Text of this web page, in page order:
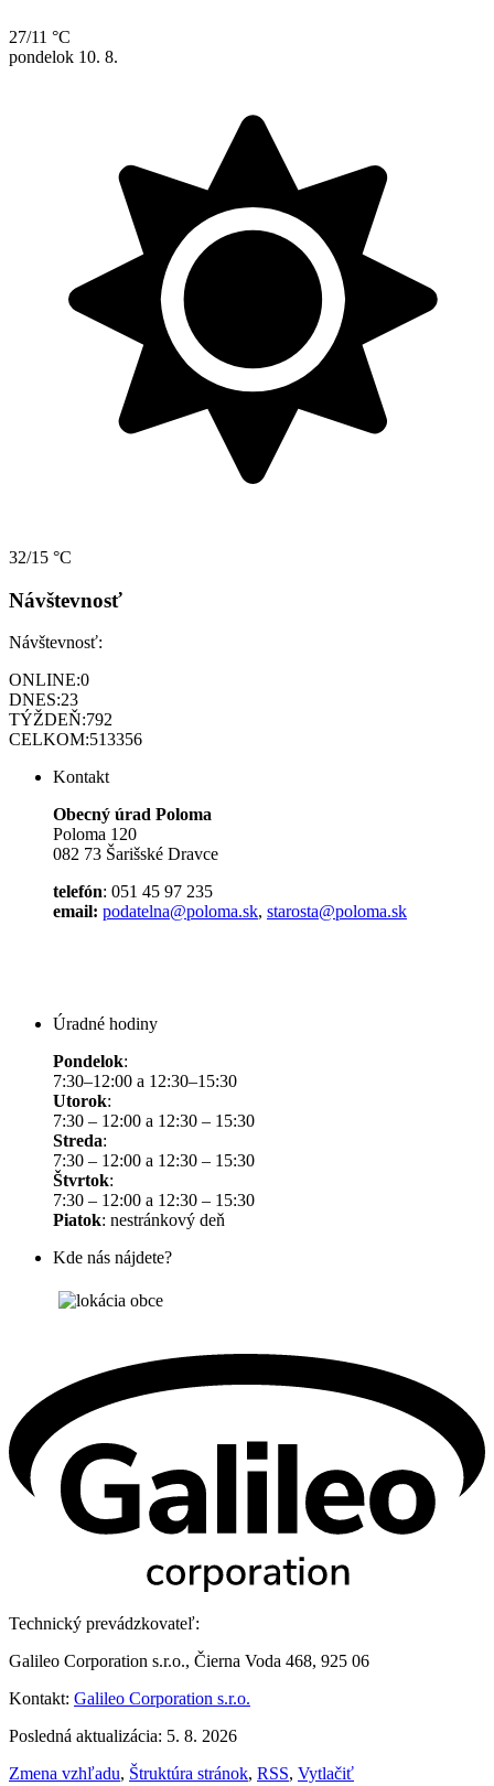
27/11 °C
pondelok 10. 8.
32/15 °C
Návštevnosť
Návštevnosť:
ONLINE:0
DNES:23
TÝŽDEŇ:792
CELKOM:513356
Kontakt
Obecný úrad Poloma
Poloma 120
082 73 Šarišské Dravce
telefón: 051 45 97 235
email: podatelna@poloma.sk, starosta@poloma.sk
Úradné hodiny
Pondelok:
7:30–12:00 a 12:30–15:30
Utorok:
7:30 – 12:00 a 12:30 – 15:30
Streda:
7:30 – 12:00 a 12:30 – 15:30
Štvrtok:
7:30 – 12:00 a 12:30 – 15:30
Piatok: nestránkový deň
Kde nás nájdete?
Technický prevádzkovateľ:
Galileo Corporation s.r.o., Čierna Voda 468, 925 06
Kontakt: Galileo Corporation s.r.o.
Posledná aktualizácia: 5. 8. 2026
Zmena vzhľadu, Štruktúra stránok, RSS, Vytlačiť